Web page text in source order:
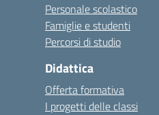
Personale scolastico
Famiglie e studenti
Percorsi di studio
Didattica
Offerta formativa
I progetti delle classi